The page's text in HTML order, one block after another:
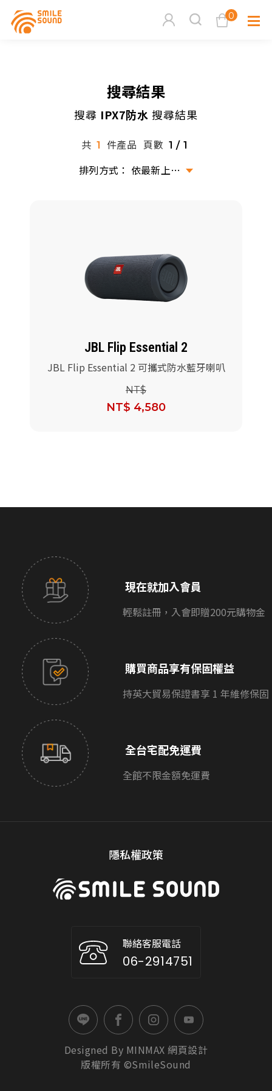
0
請選擇商品分類
搜尋
搜尋結果
搜尋 IPX7防水 搜尋結果
共 1 件產品 頁數 1 / 1
依最新上架排序
JBL Flip Essential 2
JBL Flip Essential 2 可攜式防水藍牙喇叭
NT$
NT$ 4,580
現在就加入會員
輕鬆註冊，入會即贈200元購物金
購買商品享有保固權益
持英大貿易保證書享 1 年維修保固
全台宅配免運費
全館不限金額免運費
隱私權政策
聯絡客服電話
06-2914751
Designed By MINMAX 網頁設計
版權所有 ©SmileSound